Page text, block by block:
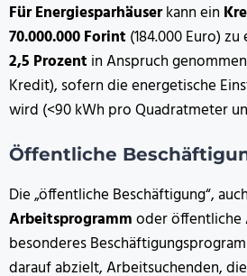
Für Energiesparhäuserkann ein
70.000.000 Forint (184.000 Euro) zu
2,5 Prozent in Anspruch
Kredit), sofern die energetische
wird (<90 kWh pro Quadratmeter
Öffentliche
Die „öffentliche Beschäftigung“,
Arbeitsprogrammoder öffentliche
besonderes
darauf abzielt, Arbeitsuchenden,